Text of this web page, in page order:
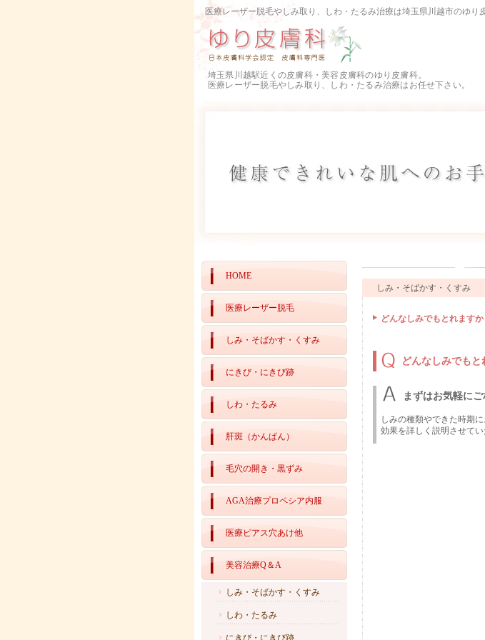
医療レーザー脱毛やしみ取り、しわ・たるみ治療は埼玉県川越市のゆり
埼玉県川越駅近くの皮膚科・美容皮膚科のゆり皮膚科。
医療レーザー脱毛やしみ取り、しわ・たるみ治療はお任せ下さい。
しみ・そばかす・くすみ
どんなしみでもとれますか
どんなしみでもと
まずはお気軽にご
しみの種類やできた時期
効果を詳しく説明させてい
HOME
医療レーザー脱毛
しみ・そばかす・くすみ
にきび・にきび跡
しわ・たるみ
肝斑（かんぱん）
毛穴の開き・黒ずみ
AGA治療プロペシア内服
医療ピアス穴あけ他
美容治療Q＆A
しみ・そばかす・くすみ
しわ・たるみ
にきび・にきび跡